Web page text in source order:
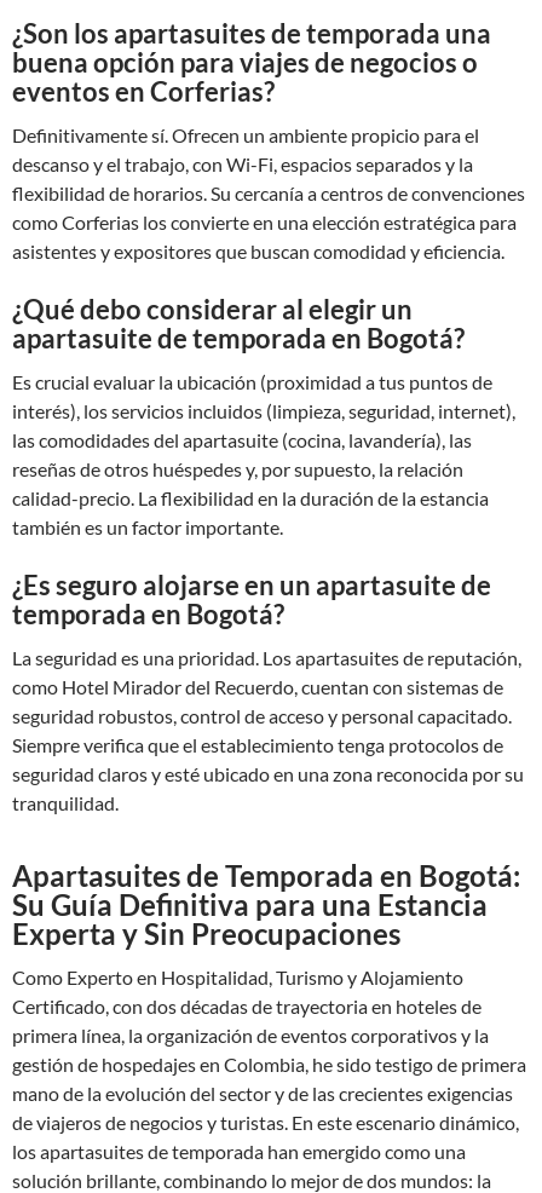
¿Son los apartasuites de temporada una
buena opción para viajes de negocios o
eventos en Corferias?
Definitivamente sí. Ofrecen un ambiente propicio para el
descanso y el trabajo, con Wi-Fi, espacios separados y la
flexibilidad de horarios. Su cercanía a centros de convenciones
como Corferias los convierte en una elección estratégica para
asistentes y expositores que buscan comodidad y eficiencia.
¿Qué debo considerar al elegir un
apartasuite de temporada en Bogotá?
Es crucial evaluar la ubicación (proximidad a tus puntos de
interés), los servicios incluidos (limpieza, seguridad, internet),
las comodidades del apartasuite (cocina, lavandería), las
reseñas de otros huéspedes y, por supuesto, la relación
calidad-precio. La flexibilidad en la duración de la estancia
también es un factor importante.
¿Es seguro alojarse en un apartasuite de
temporada en Bogotá?
La seguridad es una prioridad. Los apartasuites de reputación,
como Hotel Mirador del Recuerdo, cuentan con sistemas de
seguridad robustos, control de acceso y personal capacitado.
Siempre verifica que el establecimiento tenga protocolos de
seguridad claros y esté ubicado en una zona reconocida por su
tranquilidad.
Apartasuites de Temporada en Bogotá:
Su Guía Definitiva para una Estancia
Experta y Sin Preocupaciones
Como Experto en Hospitalidad, Turismo y Alojamiento
Certificado, con dos décadas de trayectoria en hoteles de
primera línea, la organización de eventos corporativos y la
gestión de hospedajes en Colombia, he sido testigo de primera
mano de la evolución del sector y de las crecientes exigencias
de viajeros de negocios y turistas. En este escenario dinámico,
los apartasuites de temporada han emergido como una
solución brillante, combinando lo mejor de dos mundos: la